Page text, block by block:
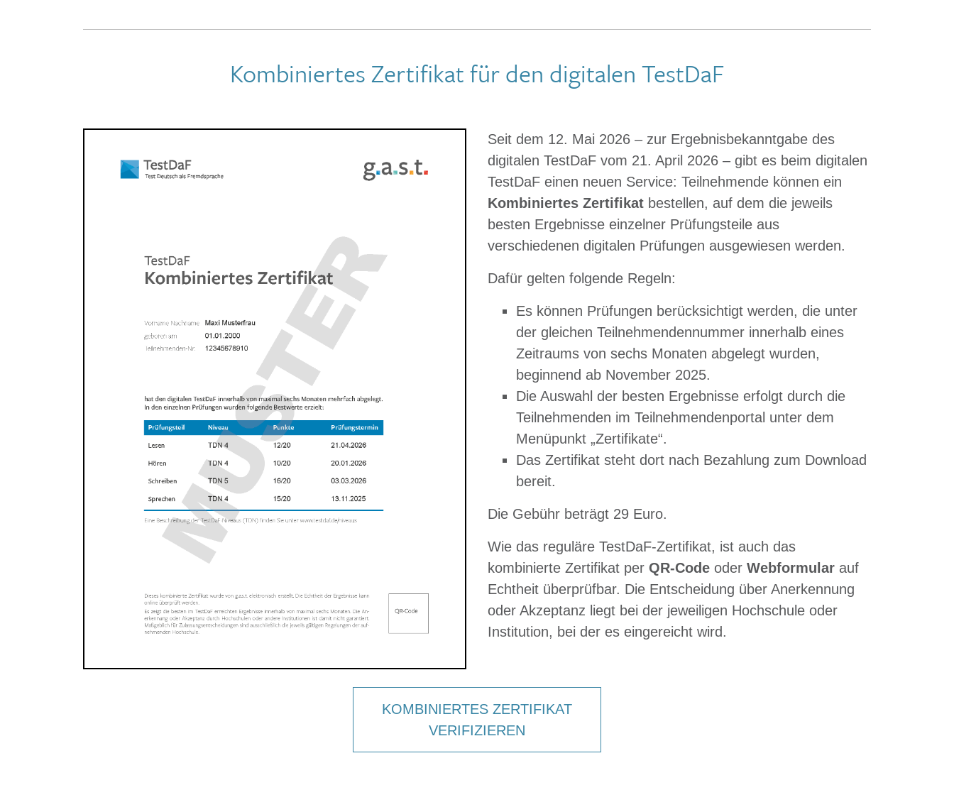
Kombiniertes Zertifikat für den digitalen TestDaF
Seit dem 12. Mai 2026 – zur Ergebnisbekanntgabe des
digitalen TestDaF vom 21. April 2026 – gibt es beim digitalen
TestDaF einen neuen Service: Teilnehmende können ein
Kombiniertes Zertifikat bestellen, auf dem die jeweils
besten Ergebnisse einzelner Prüfungsteile aus
verschiedenen digitalen Prüfungen ausgewiesen werden.
Dafür gelten folgende Regeln:
Es können Prüfungen berücksichtigt werden, die unter
der gleichen Teilnehmendennummer innerhalb eines
Zeitraums von sechs Monaten abgelegt wurden,
beginnend ab November 2025.
Die Auswahl der besten Ergebnisse erfolgt durch die
Teilnehmenden im Teilnehmendenportal unter dem
Menüpunkt „Zertifikate“.
Das Zertifikat steht dort nach Bezahlung zum Download
bereit.
Die Gebühr beträgt 29 Euro.
Wie das reguläre TestDaF-Zertifikat, ist auch das
kombinierte Zertifikat per QR-Code oder Webformular auf
Echtheit überprüfbar. Die Entscheidung über Anerkennung
oder Akzeptanz liegt bei der jeweiligen Hochschule oder
Institution, bei der es eingereicht wird.
KOMBINIERTES ZERTIFIKAT
VERIFIZIEREN